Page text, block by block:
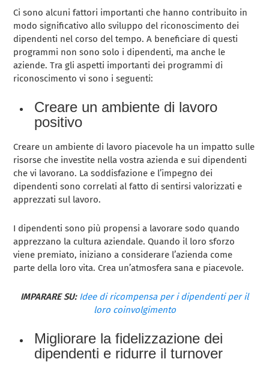
Ci sono alcuni fattori importanti che hanno contribuito in
modo significativo allo sviluppo del riconoscimento dei
dipendenti nel corso del tempo. A beneficiare di questi
programmi non sono solo i dipendenti, ma anche le
aziende. Tra gli aspetti importanti dei programmi di
riconoscimento vi sono i seguenti:
Creare un ambiente di lavoro
positivo
Creare un ambiente di lavoro piacevole ha un impatto sulle
risorse che investite nella vostra azienda e sui dipendenti
che vi lavorano. La soddisfazione e l’impegno dei
dipendenti sono correlati al fatto di sentirsi valorizzati e
apprezzati sul lavoro.
I dipendenti sono più propensi a lavorare sodo quando
apprezzano la cultura aziendale. Quando il loro sforzo
viene premiato, iniziano a considerare l’azienda come
parte della loro vita. Crea un’atmosfera sana e piacevole.
IMPARARE SU: Idee di ricompensa per i dipendenti per il
loro coinvolgimento
Migliorare la fidelizzazione dei
dipendenti e ridurre il turnover